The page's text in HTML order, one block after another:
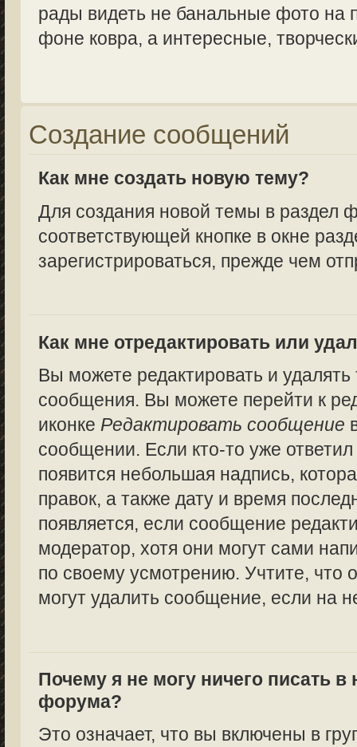
рады видеть не банальные фото на
фоне ковра, а интересные,
Создание сообщений
Как мне создать новую тему?
Для создания новой темы в раздел
соответствующей кнопке в окне
зарегистрироваться, прежде чем
Как мне отредактировать или
Вы можете редактировать и
сообщения. Вы можете перейти к
иконке Редактировать сообщение
сообщении. Если кто-то уже
появится небольшая надпись,
правок, а также дату и время
появляется, если сообщение
модератор, хотя они могут сами
по своему усмотрению. Учтите, что
могут удалить сообщение, если на
Почему я не могу ничего писать в
форума?
Это означает, что вы включены в